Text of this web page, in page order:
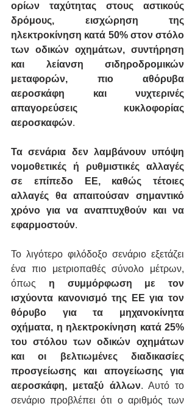
ορίων ταχύτητας στους αστικούς
δρόμους, εισχώρηση της
ηλεκτροκίνηση κατά 50% στον στόλο
των οδικών οχημάτων, συντήρηση
και λείανση σιδηροδρομικών
μεταφορών, πιο αθόρυβα
αεροσκάφη και νυχτερινές
απαγορεύσεις κυκλοφορίας
αεροσκαφών.
Τα σενάρια δεν λαμβάνουν υπόψη
νομοθετικές ή ρυθμιστικές αλλαγές
σε επίπεδο ΕΕ, καθώς τέτοιες
αλλαγές θα απαιτούσαν σημαντικό
χρόνο για να αναπτυχθούν και να
εφαρμοστούν.
Το λιγότερο φιλόδοξο σενάριο εξετάζει
ένα πιο μετριοπαθές σύνολο μέτρων,
όπως η συμμόρφωση με τον
ισχύοντα κανονισμό της ΕΕ για τον
θόρυβο για τα μηχανοκίνητα
οχήματα, η ηλεκτροκίνηση κατά 25%
του στόλου των οδικών οχημάτων
και οι βελτιωμένες διαδικασίες
προσγείωσης και απογείωσης για
αεροσκάφη, μεταξύ άλλων. Αυτό το
σενάριο προβλέπει ότι ο αριθμός των